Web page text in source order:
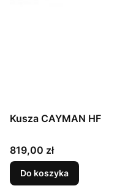
Kusza CAYMAN HF
Cena
819,00 zł
Do koszyka